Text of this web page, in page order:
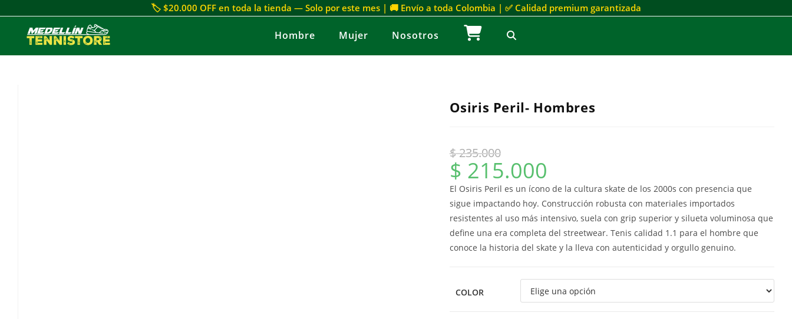
🏷 $20.000 OFF en toda la tienda — Solo por este mes | 🚚 Envío a toda Colombia | ✅ Calidad premium garantizada
Hombre Mujer Nosotros
Osiris Peril- Hombres
$235.000
$ 215.000
El Osiris Peril es un ícono de la cultura skate de los 2000s con presencia que
sigue impactando hoy. Construcción robusta con materiales importados
resistentes al uso más intensivo, suela con grip superior y silueta voluminosa que
define una era completa del streetwear. Tenis calidad 1.1 para el hombre que
conoce la historia del skate y la lleva con autenticidad y orgullo genuino.
COLOR